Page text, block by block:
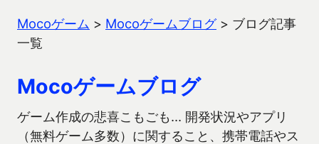
Mocoゲーム > Mocoゲームブログ> ブログ記事
一覧
Mocoゲームブログ
ゲーム作成の悲喜こもごも… 開発状況やアプリ
（無料ゲーム多数）に関すること、携帯電話やス